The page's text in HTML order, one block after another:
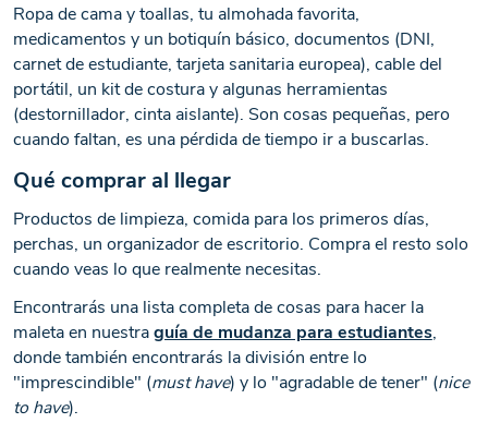
Ropa de cama y toallas, tu almohada favorita,
medicamentos y un botiquín básico, documentos (DNI,
carnet de estudiante, tarjeta sanitaria europea), cable del
portátil, un kit de costura y algunas herramientas
(destornillador, cinta aislante). Son cosas pequeñas, pero
cuando faltan, es una pérdida de tiempo ir a buscarlas.
Qué comprar al llegar
Productos de limpieza, comida para los primeros días,
perchas, un organizador de escritorio. Compra el resto solo
cuando veas lo que realmente necesitas.
Encontrarás una lista completa de cosas para hacer la
maleta en nuestraguía de mudanza para estudiantes,
donde también encontrarás la división entre lo
"imprescindible" (must have) y lo "agradable de tener" (nice
to have).